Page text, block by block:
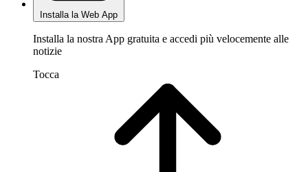
Installa la Web App
Installa la nostra App gratuita e accedi più velocemente alle
notizie
Tocca